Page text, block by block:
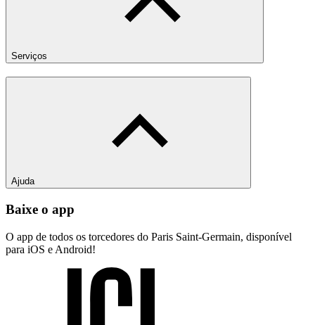
Serviços
Ajuda
Baixe o app
O app de todos os torcedores do Paris Saint-Germain, disponível
para iOS e Android!